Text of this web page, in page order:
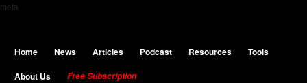
meta
Home News Articles Podcast Resources
Tools
About Us
Free Subscription